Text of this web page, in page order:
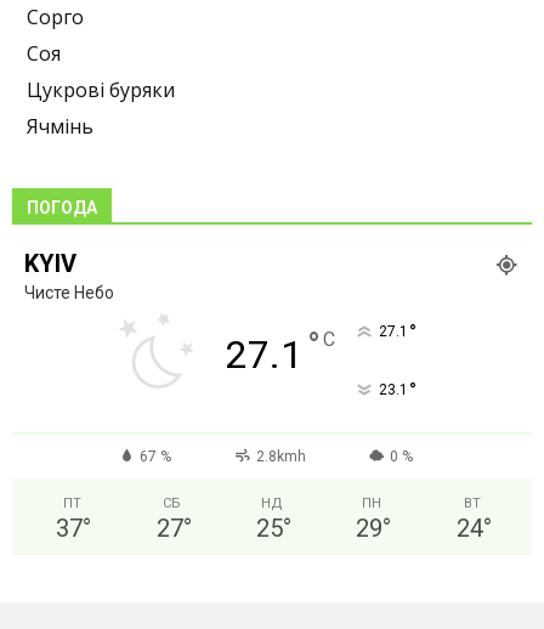
Сорго
Соя
Цукрові буряки
Ячмінь
ПОГОДА
KYIV
Чисте Небо
27.1 ° C 27.1 °
23.1 °
67 % 2.8kmh 0 %
ПТ
37°
СБ
27°
НД
25°
ПН
29°
ВТ
24°